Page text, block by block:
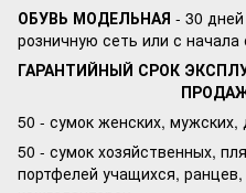
ОБУВЬ МОДЕЛЬНАЯ - 30
розничную сеть или с начала
ГАРАНТИЙНЫЙ СРОК
50 - сумок женских,
50 - сумок хозяйственных,
портфелей учащихся,